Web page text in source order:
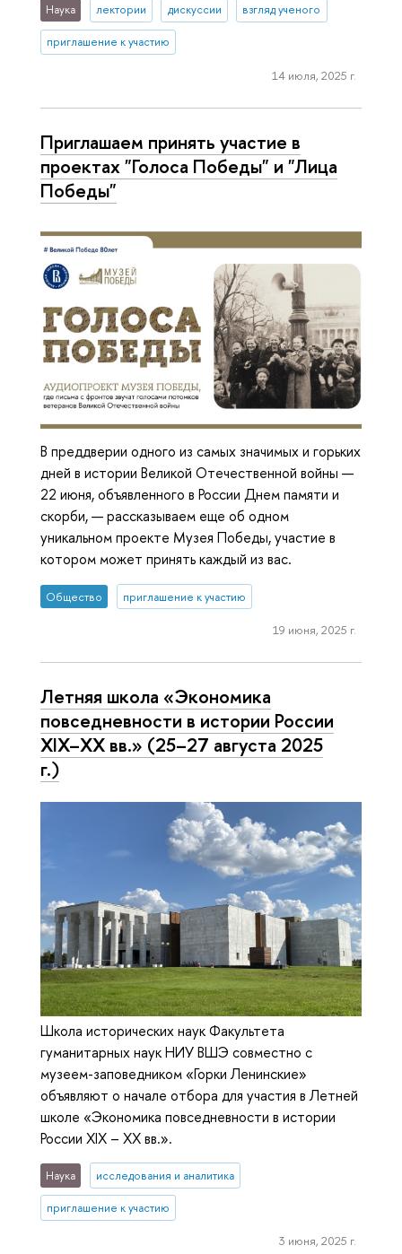
Наука лектории дискуссии взгляд ученого
приглашение к участию
14 июля, 2025 г.
Приглашаем принять участие в
проектах "Голоса Победы" и "Лица
Победы"
В преддверии одного из самых значимых и горьких
дней в истории Великой Отечественной войны —
22 июня, объявленного в России Днем памяти и
скорби, — рассказываем еще об одном
уникальном проекте Музея Победы, участие в
котором может принять каждый из вас.
Общество приглашение к участию
19 июня, 2025 г.
Летняя школа «Экономика
повседневности в истории России
XIX–XX вв.» (25–27 августа 2025
г.)
Школа исторических наук Факультета
гуманитарных наук НИУ ВШЭ совместно с
музеем-заповедником «Горки Ленинские»
объявляют о начале отбора для участия в Летней
школе «Экономика повседневности в истории
России XIX – XX вв.».
Наука исследования и аналитика
приглашение к участию
3 июня, 2025 г.